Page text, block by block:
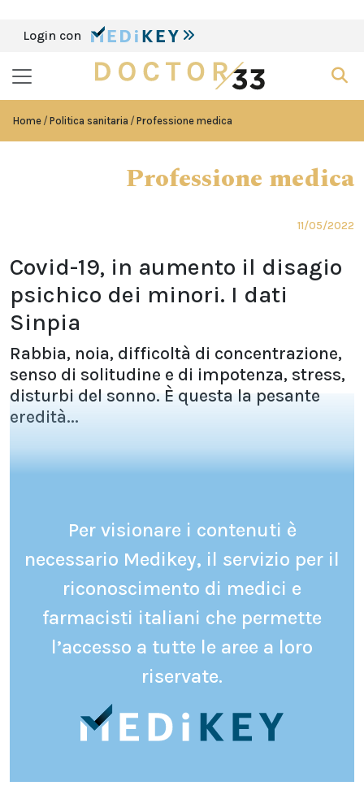
Login con
Home Politica sanitaria Professione medica
Professione medica
11/05/2022
Covid-19, in aumento il disagio
psichico dei minori. I dati
Sinpia
Rabbia, noia, difficoltà di concentrazione,
senso di solitudine e di impotenza, stress,
disturbi del sonno. È questa la pesante
eredità...
Per visionare i contenuti è
necessario Medikey, il servizio per il
riconoscimento di medici e
farmacisti italiani che permette
l’accesso a tutte le aree a loro
riservate.